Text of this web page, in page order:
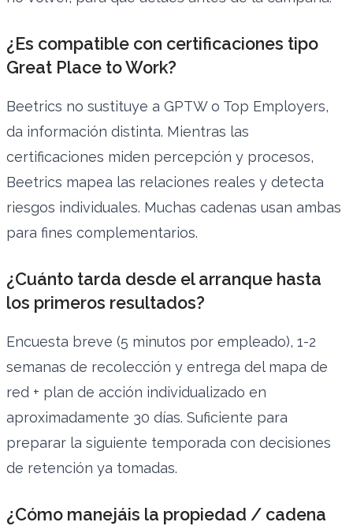
¿Es compatible con certificaciones tipo
Great Place to Work?
Beetrics no sustituye a GPTW o Top Employers,
da información distinta. Mientras las
certificaciones miden percepción y procesos,
Beetrics mapea las relaciones reales y detecta
riesgos individuales. Muchas cadenas usan ambas
para fines complementarios.
¿Cuánto tarda desde el arranque hasta
los primeros resultados?
Encuesta breve (5 minutos por empleado), 1-2
semanas de recolección y entrega del mapa de
red + plan de acción individualizado en
aproximadamente 30 días. Suficiente para
preparar la siguiente temporada con decisiones
de retención ya tomadas.
¿Cómo manejáis la propiedad / cadena